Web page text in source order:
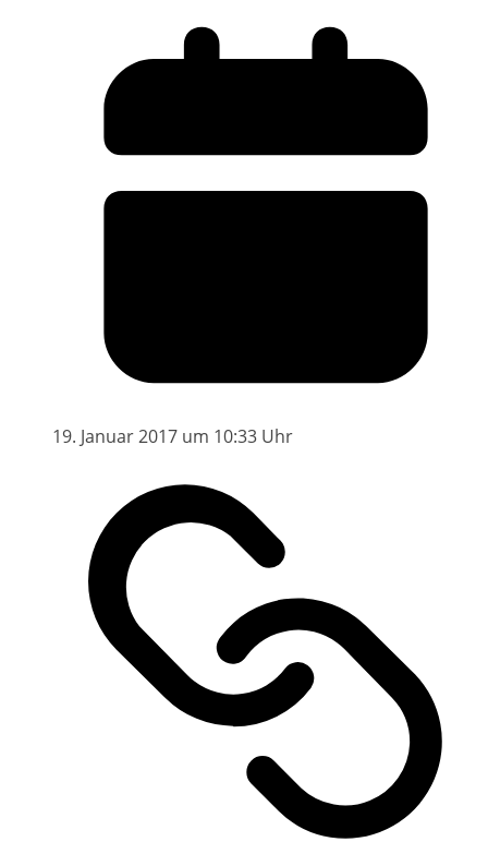
19. Januar 2017 um 10:33 Uhr